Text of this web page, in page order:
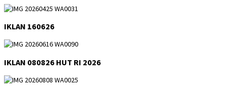
IKLAN 160626
IKLAN 080826 HUT RI 2026